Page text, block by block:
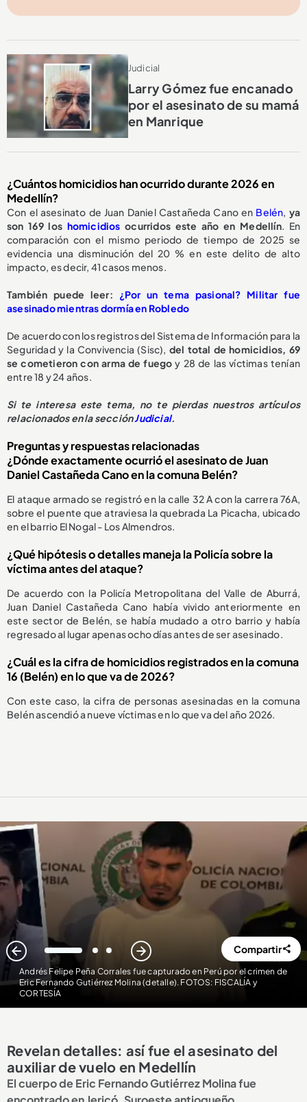
Judicial
Larry Gómez fue encanado
por el asesinato de su mamá
en Manrique
¿Cuántos homicidios han ocurrido durante 2026 en
Medellín?
Con el asesinato de Juan Daniel Castañeda Cano en Belén, ya
son 169 los homicidios ocurridos este año en Medellín. En
comparación con el mismo periodo de tiempo de 2025 se
evidencia una disminución del 20 % en este delito de alto
impacto, es decir, 41 casos menos.
También puede leer: ¿Por un tema pasional? Militar fue
asesinado mientras dormía en Robledo
De acuerdo con los registros del Sistema de Información para la
Seguridad y la Convivencia (Sisc), del total de homicidios, 69
se cometieron con arma de fuego y 28 de las víctimas tenían
entre 18 y 24 años.
Si te interesa este tema, no te pierdas nuestros artículos
relacionados en la secciónJudicial.
Preguntas y respuestas relacionadas
¿Dónde exactamente ocurrió el asesinato de Juan
Daniel Castañeda Cano en la comuna Belén?
El ataque armado se registró en la calle 32 A con la carrera 76A,
sobre el puente que atraviesa la quebrada La Picacha, ubicado
en el barrio El Nogal - Los Almendros.
¿Qué hipótesis o detalles maneja la Policía sobre la
víctima antes del ataque?
De acuerdo con la Policía Metropolitana del Valle de Aburrá,
Juan Daniel Castañeda Cano había vivido anteriormente en
este sector de Belén, se había mudado a otro barrio y había
regresado al lugar apenas ocho días antes de ser asesinado.
¿Cuál es la cifra de homicidios registrados en la comuna
16 (Belén) en lo que va de 2026?
Con este caso, la cifra de personas asesinadas en la comuna
Belén ascendió a nueve víctimas en lo que va del año 2026.
Andrés Felipe Peña Corrales fue capturado en Perú por el crimen de
Eric Fernando Gutiérrez Molina (detalle). FOTOS: FISCALÍA y
CORTESÍA
1 2 3 Compartir
Revelan detalles: así fue el asesinato del
auxiliar de vuelo en Medellín
El cuerpo de Eric Fernando Gutiérrez Molina fue